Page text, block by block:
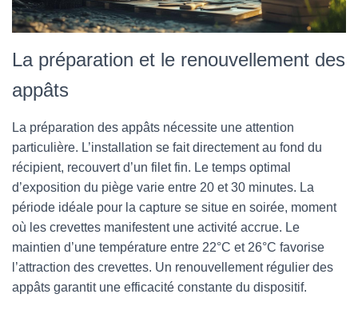
La préparation et le renouvellement des
appâts
La préparation des appâts nécessite une attention
particulière. L’installation se fait directement au fond du
récipient, recouvert d’un filet fin. Le temps optimal
d’exposition du piège varie entre 20 et 30 minutes. La
période idéale pour la capture se situe en soirée, moment
où les crevettes manifestent une activité accrue. Le
maintien d’une température entre 22°C et 26°C favorise
l’attraction des crevettes. Un renouvellement régulier des
appâts garantit une efficacité constante du dispositif.